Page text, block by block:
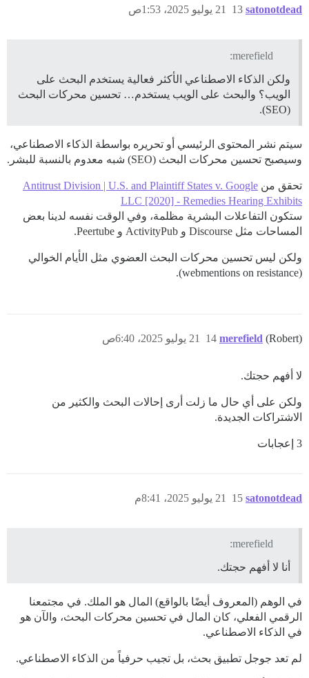
satonotdead 21 يوليو 2025، 1:53ص 13
merefield:
ولكن الذكاء الاصطناعي الأكثر فعالية يستخدم البحث على
الويب؟ والبحث على الويب يستخدم… تحسين محركات البحث
(SEO).
سيتم نشر المحتوى الرئيسي أو تحريره بواسطة الذكاء الاصطناعي،
وسيصبح تحسين محركات البحث (SEO) شبه معدوم بالنسبة للبشر.
تحقق من Antitrust Division | U.S. and Plaintiff States v. Google
LLC [2020] - Remedies Hearing Exhibits
ستكون التفاعلات البشرية مظلمة، وفي الوقت نفسه لدينا بعض
المساحات مثل Discourse و ActivityPub و Peertube.
ولكن ليس تحسين محركات البحث العضوي مثل الأيام الخوالي
(webmentions on resistance).
merefield (Robert) 21 يوليو 2025، 6:40ص 14
لا أفهم حجتك.
ولكن على أي حال ما زلت أرى إحالات البحث والكثير من
الاشتراكات الجديدة.
3 إعجابات
satonotdead 21 يوليو 2025، 8:41م 15
merefield:
أنا لا أفهم حجتك.
في الوهم (المعروف أيضًا بالواقع) المال هو الملك. في مجتمعنا
الرقمي الفعلي، كان المال في تحسين محركات البحث، والآن هو
في الذكاء الاصطناعي.
لم تعد جوجل تطبيق بحث، بل تجيب حرفياً من الذكاء الاصطناعي.